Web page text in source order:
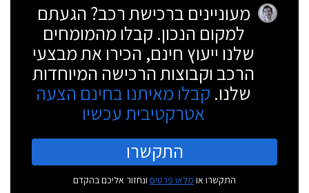
מעוניינים ברכישת רכב? הגעתם
למקום הנכון. קבלו מהמומחים
שלנו ייעוץ חינם, הכירו את מבצעי
הרכב וקבוצות הרכישה המיוחדות
שלנו. קבלו מאיתנו בחינם הצעה
אטרקטיבית עכשיו
התקשרו
התקשרו או מלאו פרטים ונחזור אליכם בהקדם